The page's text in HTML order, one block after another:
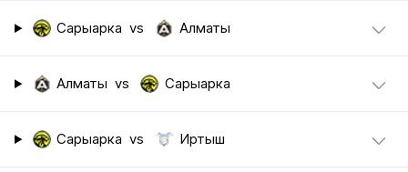
Сарыарка vs Алматы
Алматы vs Сарыарка
Сарыарка vs Иртыш